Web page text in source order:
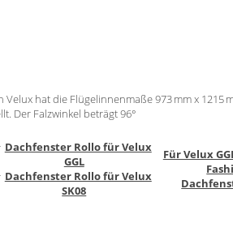
Velux hat die Flügelinnenmaße 973 mm x 1215
Der Falzwinkel beträgt 96°
Dachfenster Rollo für Velux
GGL
Dachfenster Rollo für Velux
SK08
Für Velux